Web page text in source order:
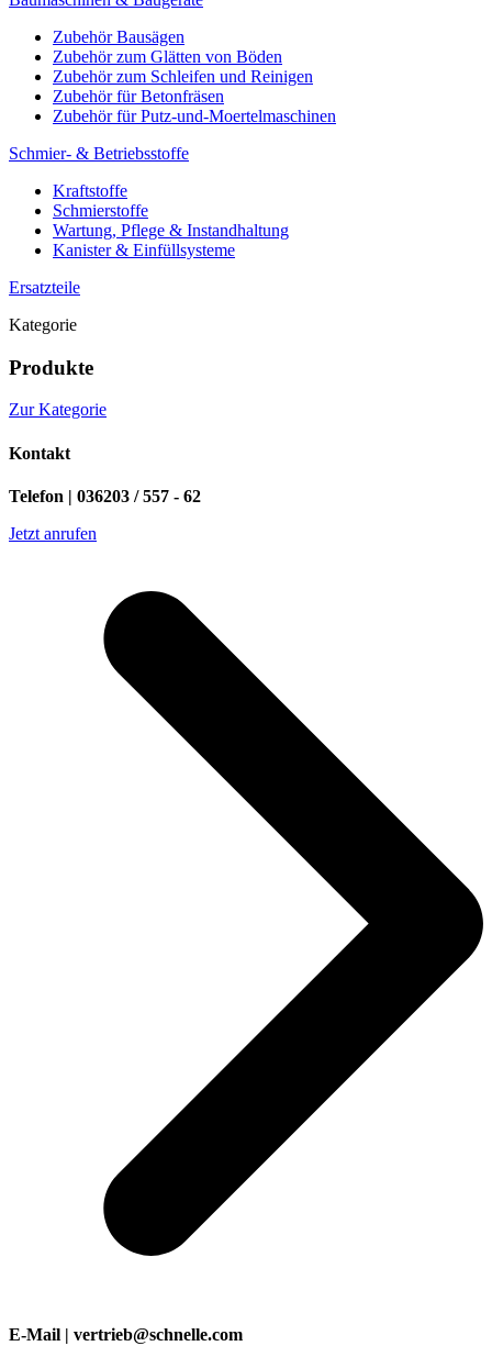
Zubehör Bausägen
Zubehör zum Glätten von Böden
Zubehör zum Schleifen und Reinigen
Zubehör für Betonfräsen
Zubehör für Putz-und-Moertelmaschinen
Schmier- & Betriebsstoffe
Kraftstoffe
Schmierstoffe
Wartung, Pflege & Instandhaltung
Kanister & Einfüllsysteme
Ersatzteile
Kategorie
Produkte
Zur Kategorie
Kontakt
Telefon | 036203 / 557 - 62
Jetzt anrufen
E-Mail | vertrieb@schnelle.com